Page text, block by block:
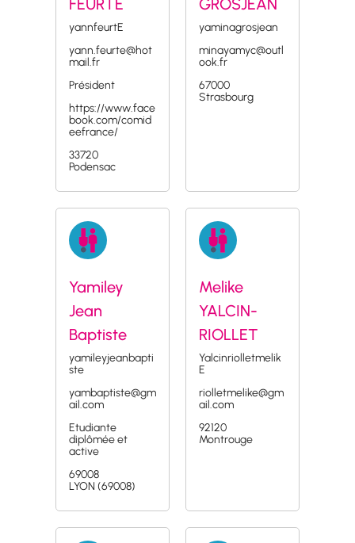
FEURTÉ
yannfeurtE
yann.feurte@hot
mail.fr
Président
https://www.face
book.com/comid
eefrance/
33720
Podensac
GROSJEAN
yaminagrosjean
minayamyc@outl
ook.fr
67000
Strasbourg
Yamiley
Jean
Baptiste
yamileyjeanbapti
ste
yambaptiste@gm
ail.com
Etudiante
diplômée et
active
69008
LYON (69008)
Melike
YALCIN-
RIOLLET
Yalcinriolletmelik
E
riolletmelike@gm
ail.com
92120
Montrouge